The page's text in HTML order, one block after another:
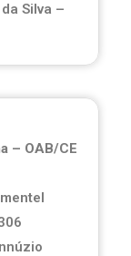
Silva –
– OAB/CE